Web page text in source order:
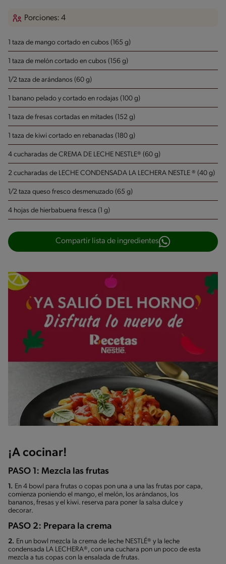
Porciones: 4
1 taza de mango cortado en cubos (165 g)
1 taza de melón cortado en cubos (156 g)
1/2 taza de arándanos (60 g)
1 banano pelado y cortado en rodajas (100 g)
1 taza de fresas cortadas en mitades (152 g)
1 taza de kiwi cortado en rebanadas (180 g)
4 cucharadas de CREMA DE LECHE NESTLE® (60 g)
2 cucharadas de LECHE CONDENSADA LA LECHERA NESTLE ® (40 g)
1/2 taza queso fresco desmenuzado (65 g)
4 hojas de hierbabuena fresca (1 g)
Compartir lista de ingredientes
¡A cocinar!
PASO 1: Mezcla las frutas
1. En 4 bowl para frutas o copas pon una a una las frutas por capa,
comienza poniendo el mango, el melón, los arándanos, los
bananos, fresas y el kiwi. reserva para poner la salsa dulce y
decorar.
PASO 2: Prepara la crema
2. En un bowl mezcla la crema de leche NESTLÉ® y la leche
condensada LA LECHERA®, con una cuchara pon un poco de esta
mezcla a tus copas con la ensalada de frutas.